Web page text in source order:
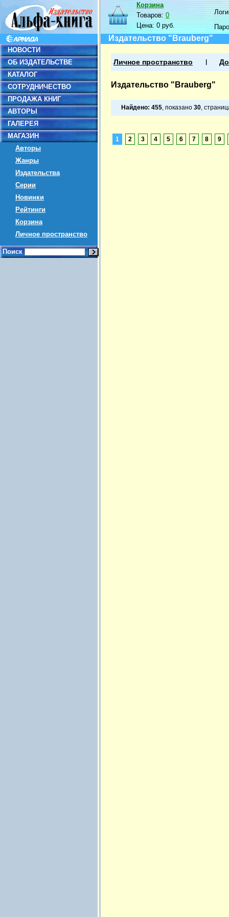
НОВОСТИ
ОБ ИЗДАТЕЛЬСТВЕ
КАТАЛОГ
СОТРУДНИЧЕСТВО
ПРОДАЖА КНИГ
АВТОРЫ
ГАЛЕРЕЯ
МАГАЗИН
Авторы
Жанры
Издательства
Серии
Новинки
Рейтинги
Корзина
Личное пространство
Поиск
Корзина
Товаров:0
Цена:0 руб.
Издательство "Brauberg"
Личное пространство
Издательство "Brauberg"
Найдено: 455, показано 30,
1 2 3 4 5 6 7 8 9